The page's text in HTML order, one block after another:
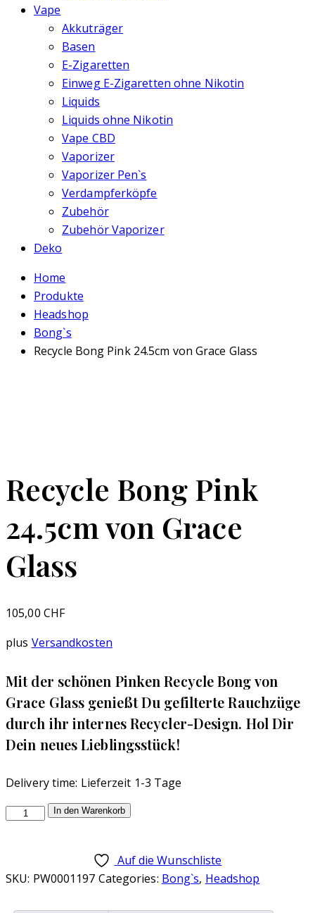
Vape
Akkuträger
Basen
E-Zigaretten
Einweg E-Zigaretten ohne Nikotin
Liquids
Liquids ohne Nikotin
Vape CBD
Vaporizer
Vaporizer Pen`s
Verdampferköpfe
Zubehör
Zubehör Vaporizer
Deko
Home
Produkte
Headshop
Bong`s
Recycle Bong Pink 24.5cm von Grace Glass
Recycle Bong Pink
24.5cm von Grace
Glass
105,00 CHF
plus Versandkosten
Mit der schönen Pinken Recycle Bong von
Grace Glass genießt Du gefilterte Rauchzüge
durch ihr internes Recycler-Design. Hol Dir
Dein neues Lieblingsstück!
Delivery time: Lieferzeit 1-3 Tage
Recycle
von
In den Warenkorb
Auf die Wunschliste
SKU: PW0001197 Categories: Bong`s, Headshop